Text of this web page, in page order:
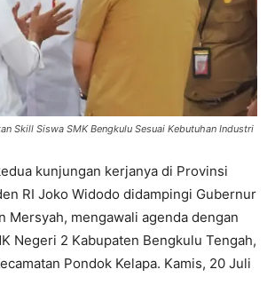
Skill Siswa SMK Bengkulu Sesuai Kebutuhan Industri
kunjungan kerjanya di Provinsi
RI Joko Widodo didampingi Gubernur
Mersyah, mengawali agenda dengan
Negeri 2 Kabupaten Bengkulu Tengah,
Pondok Kelapa. Kamis, 20 Juli